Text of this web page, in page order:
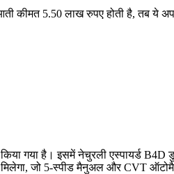
कीमत 5.50 लाख रुपए होती है, तब
किया गया है। इसमें नेचुरली एस्पायर्ड
मिलेगा, जो 5-स्पीड मैनुअल और CVT